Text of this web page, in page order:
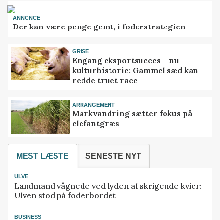
ANNONCE
Der kan være penge gemt, i foderstrategien
GRISE
Engang eksportsucces – nu
kulturhistorie: Gammel sæd kan
redde truet race
ARRANGEMENT
Markvandring sætter fokus på
elefantgræs
MEST LÆSTE SENESTE NYT
ULVE
Landmand vågnede ved lyden af skrigende kvier:
Ulven stod på foderbordet
BUSINESS